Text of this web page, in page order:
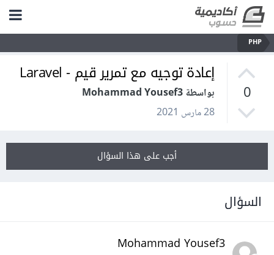
PHP
0
إعادة توجيه مع تمرير قيم - Laravel
بواسطة Mohammad Yousef3
28 مارس 2021
أجب على هذا السؤال
السؤال
Mohammad Yousef3